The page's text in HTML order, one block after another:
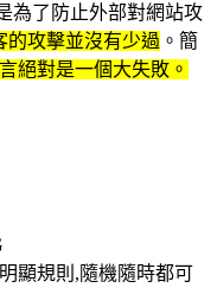
為了防止外部對網站攻
的攻擊並沒有少過 。簡
絕對是一個大失敗。
顯規則,隨機隨時都可